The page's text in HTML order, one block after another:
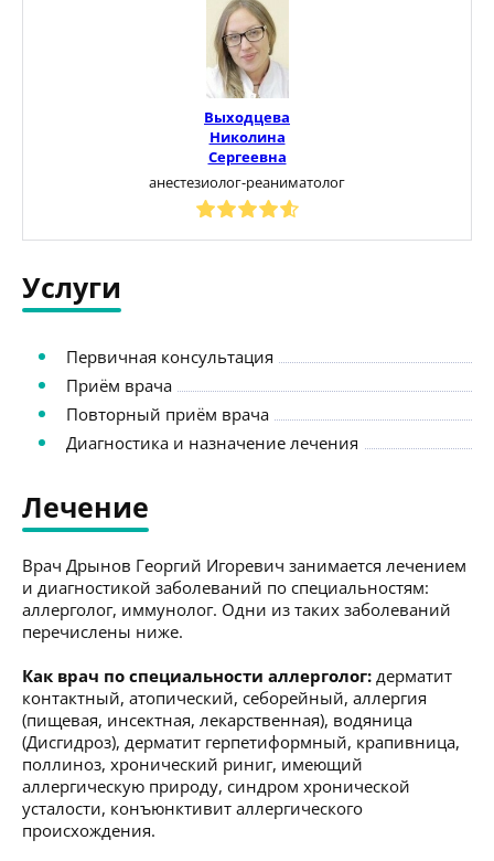
Выходцева
Николина
Сергеевна
анестезиолог-реаниматолог
Услуги
Первичная консультация
Приём врача
Повторный приём врача
Диагностика и назначение лечения
Лечение
Врач Дрынов Георгий Игоревич занимается лечением
и диагностикой заболеваний по специальностям:
аллерголог, иммунолог. Одни из таких заболеваний
перечислены ниже.
Как врач по специальности аллерголог: дерматит
контактный, атопический, себорейный, аллергия
(пищевая, инсектная, лекарственная), водяница
(Дисгидроз), дерматит герпетиформный, крапивница,
поллиноз, хронический риниг, имеющий
аллергическую природу, синдром хронической
усталости, конъюнктивит аллергического
происхождения.